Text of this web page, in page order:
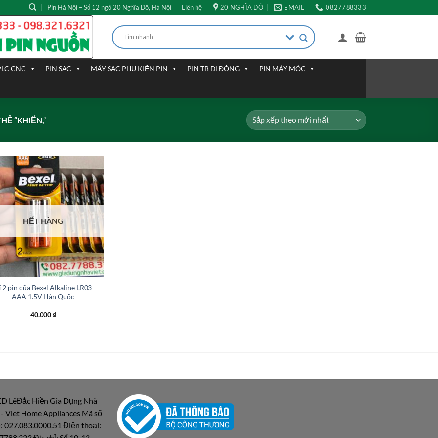
Pin Hà Nội – Số 12 ngõ 20 Nghĩa Đô, Hà Nội Liên hệ 20 NGHĨA ĐÔ EMAIL 0827788333
CNC PIN SẠC MÁY SẠC PHỤ KIỆN PIN PIN TB DI ĐỘNG PIN MÁY MÓC
“KHIỂN,”
HẾT HÀNG
2 pin đũa Bexel Alkaline LR03
AAA 1.5V Hàn Quốc
40.000₫
LêĐắc Hiền Gia Dụng Nhà
Viet Home Appliances Mã số
027.083.0000.51 Điện thoại: